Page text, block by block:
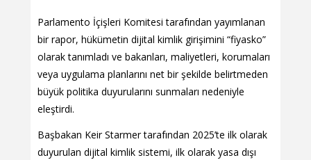
Parlamento İçişleri Komitesi tarafından yayımlanan
bir rapor, hükümetin dijital kimlik girişimini “fiyasko”
olarak tanımladı ve bakanları, maliyetleri, korumaları
veya uygulama planlarını net bir şekilde belirtmeden
büyük politika duyurularını sunmaları nedeniyle
eleştirdi.
Başbakan Keir Starmer tarafından 2025’te ilk olarak
duyurulan dijital kimlik sistemi, ilk olarak yasa dışı